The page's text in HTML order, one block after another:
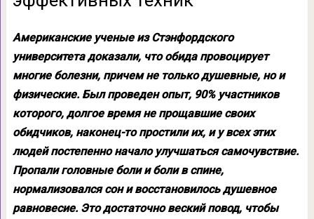
Американские ученые из Стэнфордского
университета доказали, что обида провоцирует
многие болезни, причем не только душевные, но и
физические. Был проведен опыт, 90% участников
которого, долгое время не прощавшие своих
обидчиков, наконец-то простили их, и у всех этих
людей постепенно начало улучшаться самочувствие.
Пропали головные боли и боли в спине,
нормализовался сон и восстановилось душевное
равновесие. Это достаточно веский повод, чтобы